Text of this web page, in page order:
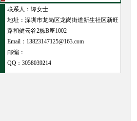
联系人：谭女士
地址：深圳市龙岗区龙岗街道新生社区新旺
路和健云谷2栋B座1002
Email：13823147125@163.com
邮编：
QQ： 3058039214